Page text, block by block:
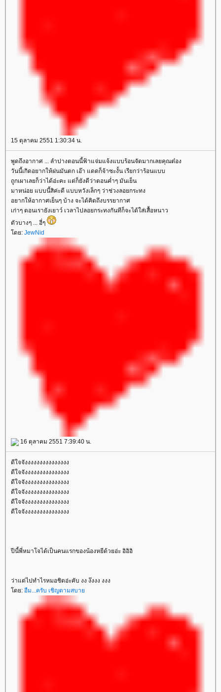
15 ตุลาคม 2551 1:30:34 น.
พูดถึงอากาศ ... ลำปางตอนนี้ฟ้าแจ่มแจ้งแบบร้อนจัดมากเลยคุณต๋อง
วันนี้เกิดอยากให้ฝนมันตก เอ๊า แดดก็จ้าซะงั้น เรียกว่าร้อนแบบ
ถูกเผาเลยก็ว่าได้อ่ะคะ แต่ก็ยังดีว่าตอนค่ำๆ มันเย็น
มาหน่อย แบบนี้สิค่ะดี แบบหวังเล็กๆ ว่าช่วงลอยกระทง
อยากให้อากาศเย็นๆ บ้าง จะได้คิดถึงบรรยากาศ
เก่าๆ ตอนเรายังเยาว์ เวลาไปลอยกระทงกันทีก็จะได้ใส่เสื้อหนาว
ตัวบางๆ ... ฮี่ๆ
ดย: JewNid
16 ตุลาคม 2551 7:39:40 น.
ดีใจจังงงงงงงงงงงงงงง
ดีใจจังงงงงงงงงงงงงงง
ดีใจจังงงงงงงงงงงงงงง
ดีใจจังงงงงงงงงงงงงงง
ดีใจจังงงงงงงงงงงงงงง
ดีใจจังงงงงงงงงงงงงงง
ปีนี้พี่หมาโจได้เป็นคนแรกของน้องหยีด้วยอ่ะ อิอิอิ
ว่าแต่ไปทำไรหมอชิตอ่ะคับ งง ง๊งงง งงง
ดย: อืม...ครับ เชิญตามสบา